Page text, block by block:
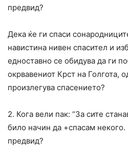
предвид?
Дека ќе ги спаси
навистина нивен спасител и
едноставно се обидува да ги
окрвавениот Крст на Голгота,
произлегува спасението?
2. Кога вели пак: “За сите
било начин да +спасам
предвид?